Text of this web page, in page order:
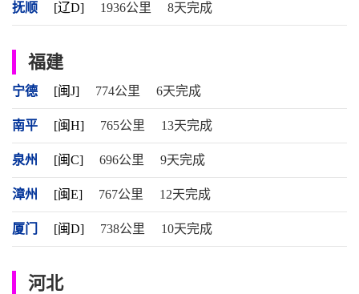
抚顺 [辽D] 1936公里 8天完成
福建
宁德 [闽J] 774公里 6天完成
南平 [闽H] 765公里 13天完成
泉州 [闽C] 696公里 9天完成
漳州 [闽E] 767公里 12天完成
厦门 [闽D] 738公里 10天完成
河北